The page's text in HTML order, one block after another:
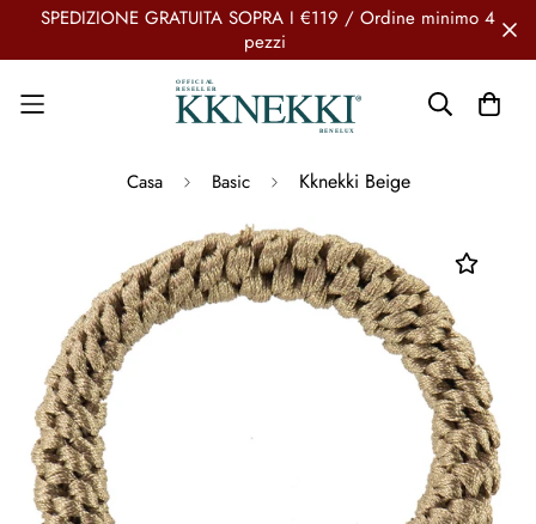
SPEDIZIONE GRATUITA SOPRA I €119 / Ordine minimo 4
pezzi
Casa Basic Kknekki Beige